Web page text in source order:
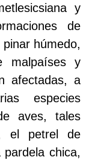
y
de
húmedo,
malpaíses y
afectadas, a
especies
aves, tales
el petrel de
chica,